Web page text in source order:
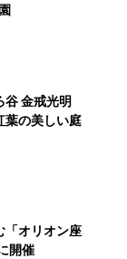
谷 金戒光明
葉の美しい庭
「オリオン座
開催